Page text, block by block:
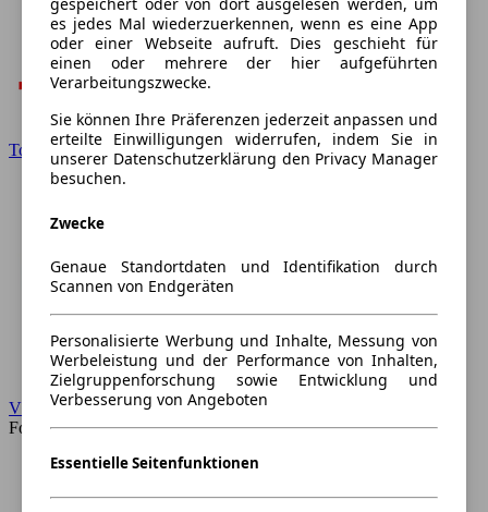
Toyota
VW
Forum
gespeichert oder von dort ausgelesen werden, um
es jedes Mal wiederzuerkennen, wenn es eine App
oder einer Webseite aufruft. Dies geschieht für
einen oder mehrere der hier aufgeführten
Verarbeitungszwecke.
Sie können Ihre Präferenzen jederzeit anpassen und
erteilte Einwilligungen widerrufen, indem Sie in
unserer Datenschutzerklärung den Privacy Manager
besuchen.
Zwecke
Genaue Standortdaten und Identifikation durch
Scannen von Endgeräten
Personalisierte Werbung und Inhalte, Messung von
Werbeleistung und der Performance von Inhalten,
Zielgruppenforschung sowie Entwicklung und
Verbesserung von Angeboten
Essentielle Seitenfunktionen